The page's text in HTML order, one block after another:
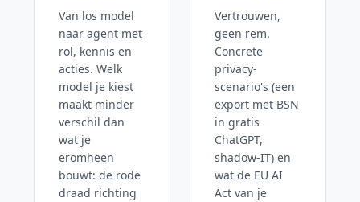
Van los model
naar agent met
rol, kennis en
acties. Welk
model je kiest
maakt minder
verschil dan
wat je
eromheen
bouwt: de rode
draad richting
Vertrouwen,
geen rem.
Concrete
privacy-
scenario's (een
export met BSN
in gratis
ChatGPT,
shadow-IT) en
wat de EU AI
Act van je